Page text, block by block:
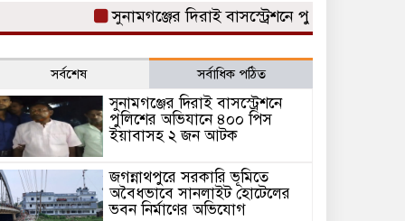
সুনামগঞ্জের দিরাই বাসস্ট্রেশনে পুলিশের অভিযানে
সর্বশেষ সর্বাধিক পঠিত
সুনামগঞ্জের দিরাই বাসস্ট্রেশনে
পুলিশের অভিযানে ৪০০ পিস
ইয়াবাসহ ২ জন আটক
জগন্নাথপুরে সরকারি ভূমিতে
অবৈধভাবে সানলাইট হোটেলের
ভবন নির্মাণের অভিযোগ